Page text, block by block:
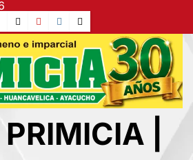
TikTokYouTube
Instagram
X
|